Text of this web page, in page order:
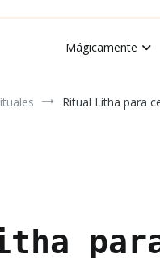
Mágicamente
Ritual Litha para